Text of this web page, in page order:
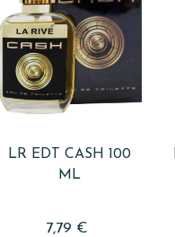
LR EDT CASH 100
ML
7,79 €